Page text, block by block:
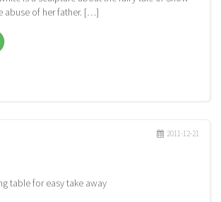
abuse of her father. […]
2011-12-21
table for easy take away